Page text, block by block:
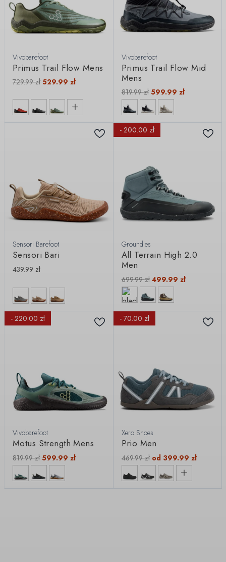
Vivobarefoot
Primus Trail Flow Mens
729.99zł 529.99 zł
Vivobarefoot
Primus Trail Flow Mid
Mens
819.99zł 599.99 zł
Sensori Barefoot
Sensori Bari
439.99 zł
- 200.00 zł
Groundies
All Terrain High 2.0
Men
699.99zł 499.99 zł
- 220.00 zł
Vivobarefoot
Motus Strength Mens
819.99zł 599.99 zł
- 70.00 zł
Xero Shoes
Prio Men
469.99zł od 399.99 zł